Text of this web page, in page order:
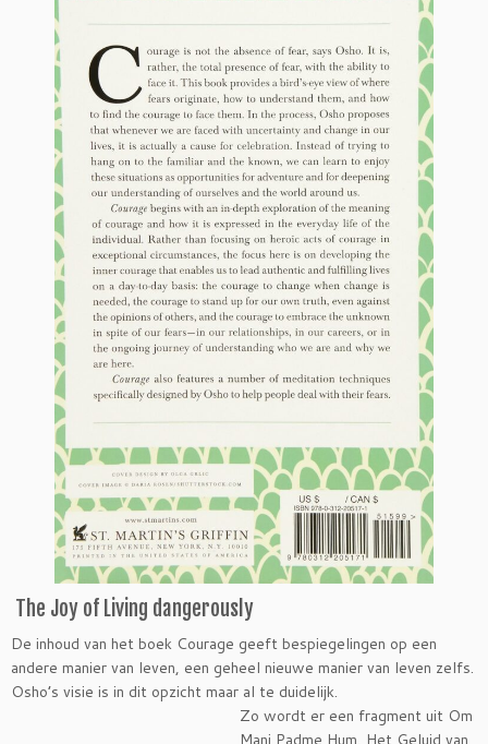
The Joy of Living dangerously
De inhoud van het boek Courage geeft bespiegelingen op een
andere manier van leven, een geheel nieuwe manier van leven zelfs.
Osho’s visie is in dit opzicht maar al te duidelijk.
Zo wordt er een fragment uit Om
Mani Padme Hum, Het Geluid van